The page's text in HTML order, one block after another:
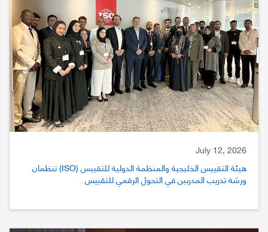
July 12, 2026
هيئة التقييس الخليجية والمنظمة الدولية للتقييس (ISO) تنظمان
ورشة تدريب المدربين في التحول الرقمي للتقييس